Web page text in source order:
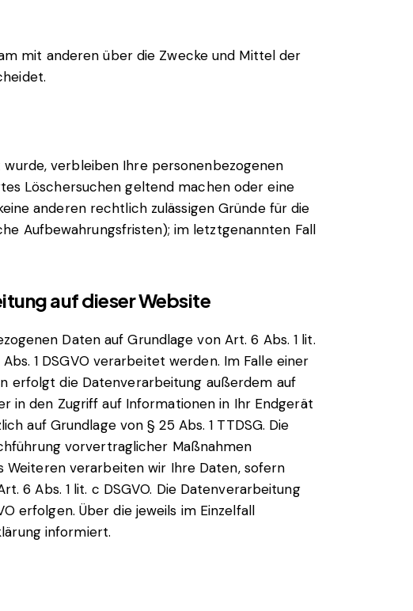
mit anderen über die Zwecke und Mittel der
verbleiben Ihre personenbezogenen
Löschersuchen geltend machen oder eine
anderen rechtlich zulässigen Gründe für die
Aufbewahrungsfristen); im letztgenannten Fall
auf dieser Website
Daten auf Grundlage von Art. 6 Abs. 1 lit.
1 DSGVO verarbeitet werden. Im Falle einer
erfolgt die Datenverarbeitung außerdem auf
in den Zugriff auf Informationen in Ihr Endgerät
auf Grundlage von § 25 Abs. 1 TTDSG. Die
vorvertraglicher Maßnahmen
Weiteren verarbeiten wir Ihre Daten, sofern
6 Abs. 1 lit. c DSGVO. Die Datenverarbeitung
erfolgen. Über die jeweils im Einzelfall
informiert.